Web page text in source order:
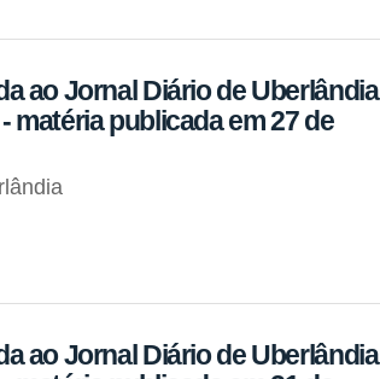
ao Jornal Diário de Uberlândia
matéria publicada em 27 de
ao Jornal Diário de Uberlândia